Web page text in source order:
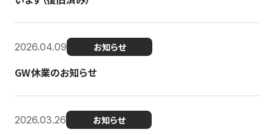
2026.04.09 お知らせ
GW休業のお知らせ
2026.03.26 お知らせ